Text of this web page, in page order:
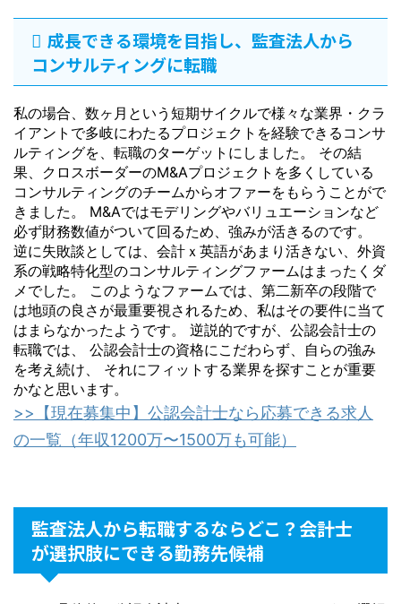
成長できる環境を目指し、監査法人から
コンサルティングに転職
私の場合、数ヶ月という短期サイクルで様々な業界・クラ
イアントで多岐にわたるプロジェクトを経験できるコンサ
ルティングを、転職のターゲットにしました。 その結
果、クロスボーダーのM&Aプロジェクトを多くしている
コンサルティングのチームからオファーをもらうことがで
きました。 M&Aではモデリングやバリュエーションなど
必ず財務数値がついて回るため、強みが活きるのです。
逆に失敗談としては、会計ｘ英語があまり活きない、外資
系の戦略特化型のコンサルティングファームはまったくダ
メでした。 このようなファームでは、第二新卒の段階で
は地頭の良さが最重要視されるため、私はその要件に当て
はまらなかったようです。 逆説的ですが、公認会計士の
転職では、 公認会計士の資格にこだわらず、自らの強み
を考え続け、 それにフィットする業界を探すことが重要
かなと思います。
>>【現在募集中】公認会計士なら応募できる求人
の一覧（年収1200万〜1500万も可能）
監査法人から転職するならどこ？会計士
が選択肢にできる勤務先候補